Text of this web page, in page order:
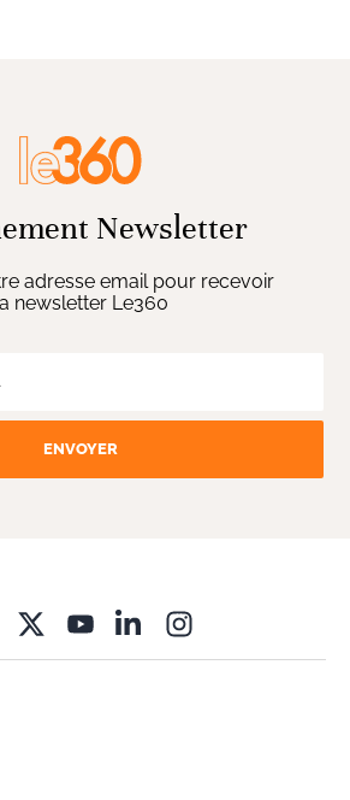
Newsletter
adresse email pour recevoir
newsletter Le360
ENVOYER